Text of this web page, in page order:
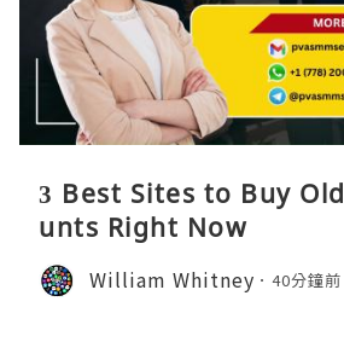
3 Best Sites to Buy
unts Right Now
William Whitney 40分鐘前